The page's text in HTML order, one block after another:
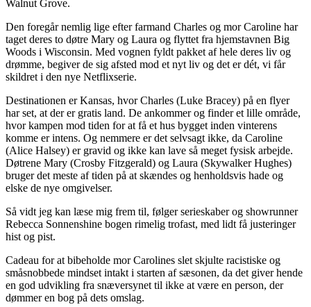
Walnut Grove.
Den foregår nemlig lige efter farmand Charles og mor Caroline har
taget deres to døtre Mary og Laura og flyttet fra hjemstavnen Big
Woods i Wisconsin. Med vognen fyldt pakket af hele deres liv og
drømme, begiver de sig afsted mod et nyt liv og det er dét, vi får
skildret i den nye Netflixserie.
Destinationen er Kansas, hvor Charles (Luke Bracey) på en flyer
har set, at der er gratis land. De ankommer og finder et lille område,
hvor kampen mod tiden for at få et hus bygget inden vinterens
komme er intens. Og nemmere er det selvsagt ikke, da Caroline
(Alice Halsey) er gravid og ikke kan lave så meget fysisk arbejde.
Døtrene Mary (Crosby Fitzgerald) og Laura (Skywalker Hughes)
bruger det meste af tiden på at skændes og henholdsvis hade og
elske de nye omgivelser.
Så vidt jeg kan læse mig frem til, følger serieskaber og showrunner
Rebecca Sonnenshine bogen rimelig trofast, med lidt få justeringer
hist og pist.
Cadeau for at bibeholde mor Carolines slet skjulte racistiske og
småsnobbede mindset intakt i starten af sæsonen, da det giver hende
en god udvikling fra snæversynet til ikke at være en person, der
dømmer en bog på dets omslag.